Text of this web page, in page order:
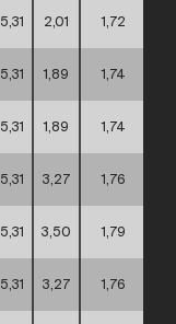
5,31 2,01 1,72
5,31 1,89 1,74
5,31 1,89 1,74
5,31 3,27 1,76
5,31 3,50 1,79
5,31 3,27 1,76